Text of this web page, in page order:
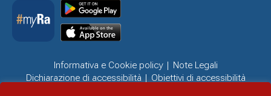
Informativa e Cookie policy
Note Legali
Dichiarazione di accessibilità
Obiettivi di accessibilità